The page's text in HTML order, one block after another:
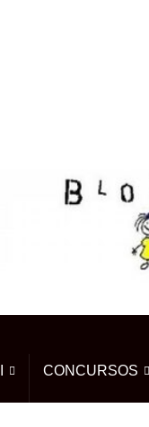
CONCURSOS